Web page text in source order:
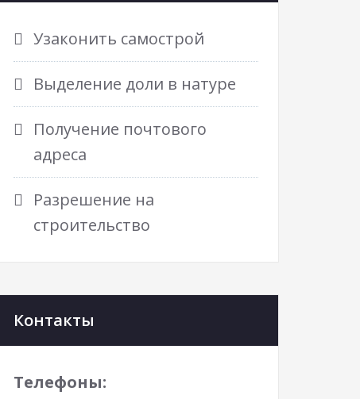
Узаконить самострой
Выделение доли в натуре
Получение почтового
адреса
Разрешение на
строительство
Контакты
Телефоны: